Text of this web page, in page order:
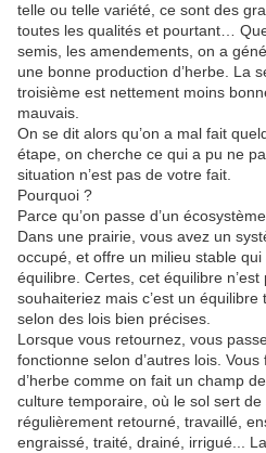
telle ou telle variété, ce sont des
toutes les qualités et pourtant…
semis, les amendements, on a
une bonne production d’herbe. La
troisième est nettement moins
mauvais.
On se dit alors qu’on a mal fait
étape, on cherche ce qui a pu ne
situation n’est pas de votre fait.
Pourquoi ?
Parce qu’on passe d’un écosystème
Dans une prairie, vous avez un
occupé, et offre un milieu stable
équilibre. Certes, cet équilibre
souhaiteriez mais c’est un
selon des lois bien précises.
Lorsque vous retournez, vous
fonctionne selon d’autres lois.
d’herbe comme on fait un champ
culture temporaire, où le sol sert
régulièrement retourné, travaillé,
engraissé, traité, drainé, irrigué...